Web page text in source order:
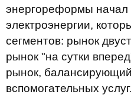
энергореформы начал
электроэнергии,
сегментов: рынок
рынок "на сутки
рынок,
вспомогательных